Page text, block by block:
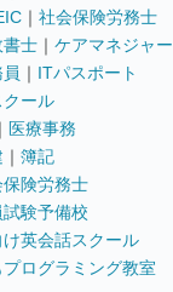
｜ 社会保険労務士
書士 ｜ ケアマネジャー
｜ ITパスポート
クール
｜ 医療事務
｜ 簿記
保険労務士
験予備校
英会話スクール
ログラミング教室